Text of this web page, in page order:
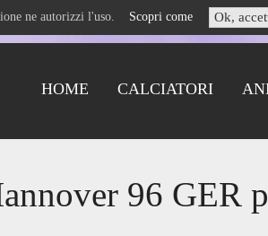
ne autorizzi l'uso. Scopri come Ok,
HOME CALCIATORI
96 GER